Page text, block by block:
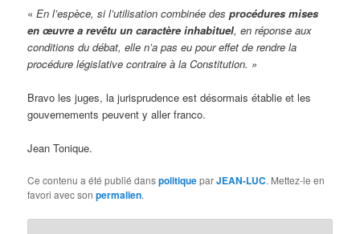
«En l’espèce, si l’utilisation combinée desprocédures mises
en œuvre a revêtu un caractère inhabituel, en réponse aux
conditions du débat, elle n’a pas eu pour effet de rendre la
procédure législative contraire à la Constitution. »
Bravo les juges, la jurisprudence est désormais établie et les
gouvernements peuvent y aller franco.
Jean Tonique.
Ce contenu a été publié danspolitiqueparJEAN-LUC. Mettez-le en
favori avec sonpermalien.